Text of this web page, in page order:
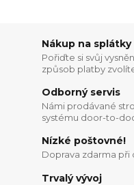
Nákup na splátky
Pořiďte si svůj
způsob platby
Odborný servis
Námi prodávané
systému door-to-
Nízké poštovné!
Doprava zdarma při
Trvalý vývoj